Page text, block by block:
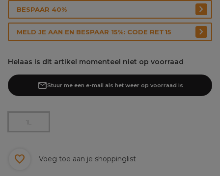
BESPAAR 40%
MELD JE AAN EN BESPAAR 15%: CODE RET15
Helaas is dit artikel momenteel niet op voorraad
Stuur me een e-mail als het weer op voorraad is
1L
Voeg toe aan je shoppinglist